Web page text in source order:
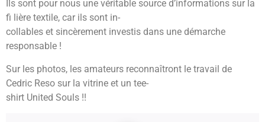
Ils sont pour nous une véritable source d’informations sur la
fi lière textile, car ils sont in-
collables et sincèrement investis dans une démarche
responsable !
Sur les photos, les amateurs reconnaîtront le travail de
Cedric Reso sur la vitrine et un tee-
shirt United Souls !!